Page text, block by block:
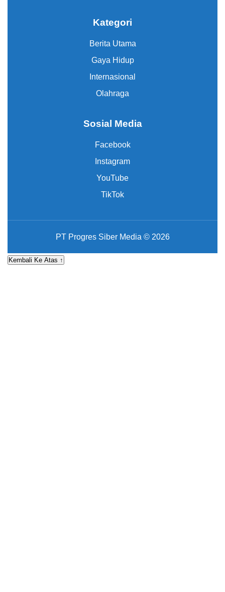
Kategori
Berita Utama
Gaya Hidup
Internasional
Olahraga
Sosial Media
Facebook
Instagram
YouTube
TikTok
PT Progres Siber Media © 2026
Kembali Ke Atas ↑